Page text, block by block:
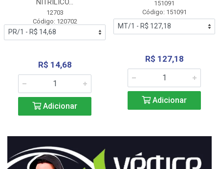
NITRÍLICO...
12703
Código: 120702
R$ 14,68
Adicionar
151091
Código: 151091
R$ 127,18
Adicionar